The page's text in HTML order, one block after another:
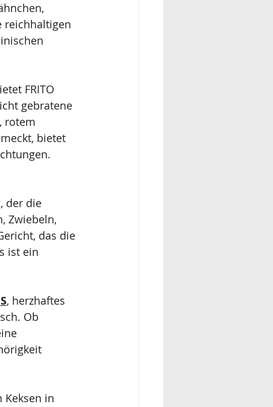
reichhaltigen
FRITO
gebratene
rotem
bietet
der die
Zwiebeln,
das die
ist ein
, herzhaftes
Ob
Keksen in